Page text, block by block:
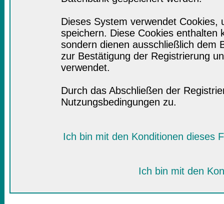
Dieses System verwendet
speichern. Diese Cookies enthalten
sondern dienen ausschließlich dem
zur Bestätigung der Registrierung
verwendet.
Durch das Abschließen der
Nutzungsbedingungen zu.
Ich bin mit den Konditionen dieses
Ich bin mit den